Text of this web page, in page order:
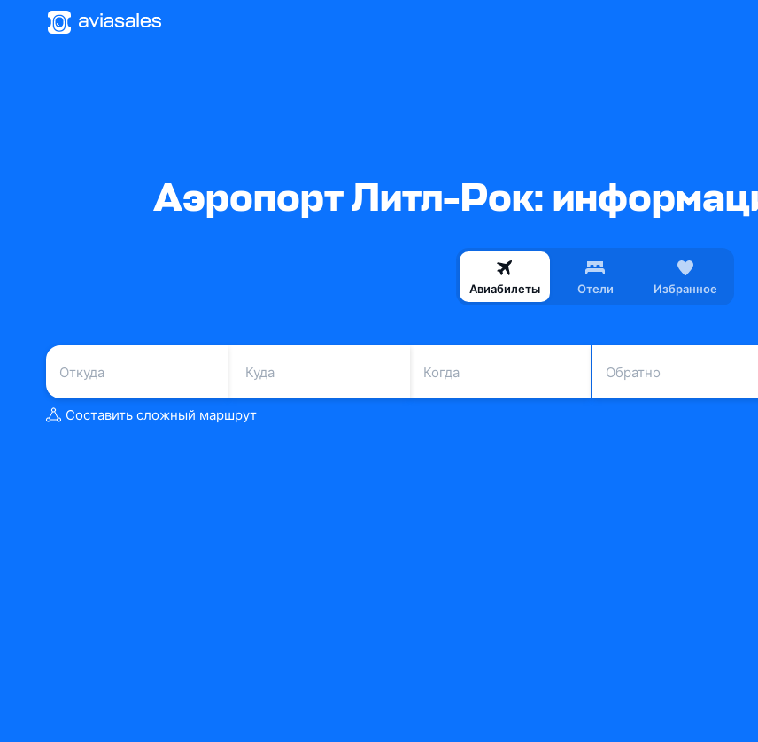
Аэропорт Литл-Рок:
Авиабилеты Отели Избранное
Когда Обратно
Составить сложный маршрут